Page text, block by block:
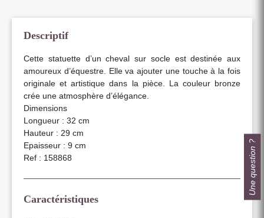
Descriptif
Cette statuette d’un cheval sur socle est destinée aux
amoureux d’équestre. Elle va ajouter une touche à la fois
originale et artistique dans la pièce. La couleur bronze
crée une atmosphère d’élégance.
Dimensions
Longueur : 32 cm
Hauteur : 29 cm
Epaisseur : 9 cm
Ref : 158868
Caractéristiques
Une question ?